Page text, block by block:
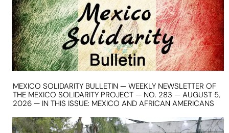
MEXICO SOLIDARITY BULLETIN — WEEKLY NEWSLETTER OF
THE MEXICO SOLIDARITY PROJECT — NO. 283 — AUGUST 5,
2026 — IN THIS ISSUE: MEXICO AND AFRICAN AMERICANS